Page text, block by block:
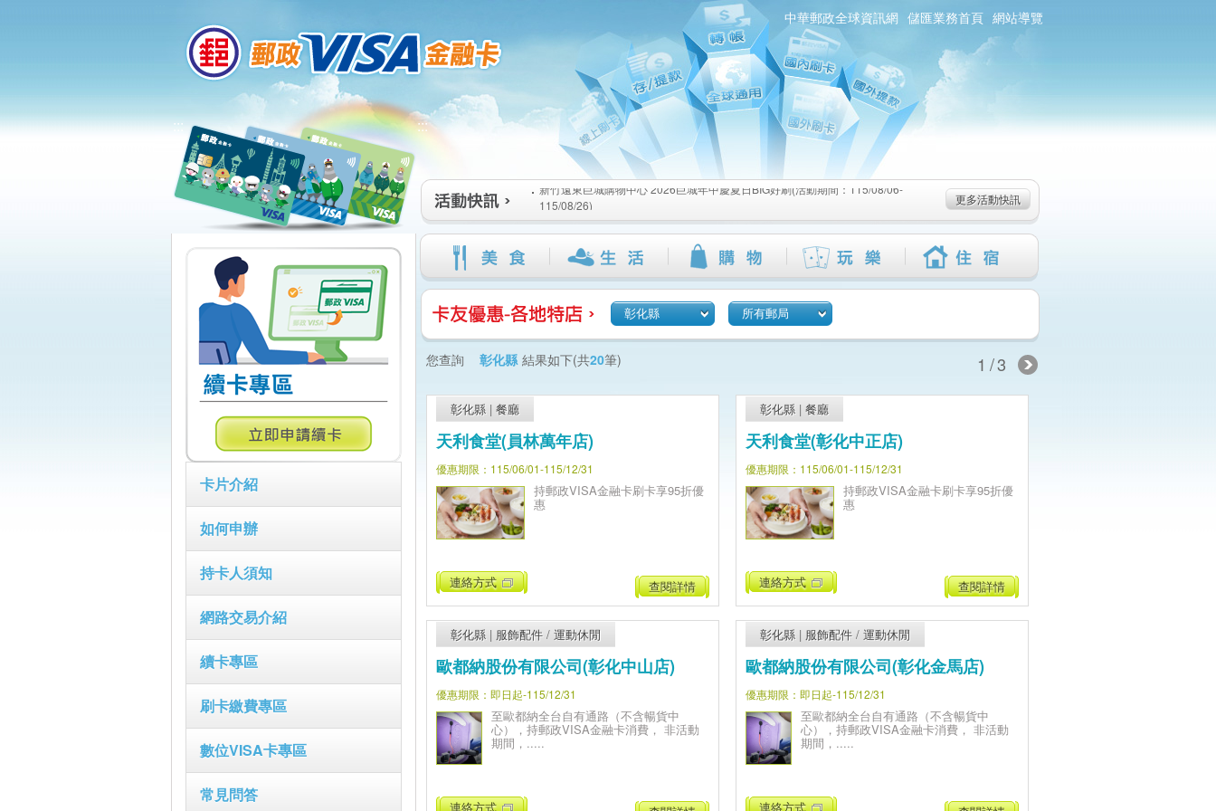
中華郵政全球資訊網 儲匯業務首頁 網站導覽
:::
卡片介紹
如何申辦
持卡人須知
網路交易介紹
續卡專區
刷卡繳費專區
數位VISA卡專區
常見問答
:::
新竹遠東巨城購物中心 2026巨城年中慶夏日BIG好刷(活動期間：115/08/06-
115/08/26)
臺北三創生活 有點東西第2波 刷卡郵好禮(活動期間：115/08/06-115/09/02)
桃園大江國際購物中心 好饗去大江檔期(活動期間：115/08/01-115/08/19)
新竹遠東巨城購物中心 2026巨城年中慶夏日BIG好刷(活動期間：115/08/06-
115/08/26)
臺北三創生活 有點東西第2波 刷卡郵好禮(活動期間：115/08/06-115/09/02)
桃園大江國際購物中心 好饗去大江檔期(活動期間：115/08/01-115/08/19)
更多活動快訊
彰化縣 所有郵局
您查詢 彰化縣 結果如下(共20筆) 1/3
彰化縣 | 餐廳
天利食堂(員林萬年店)
優惠期限：115/06/01-115/12/31
持郵政VISA金融卡刷卡享95折優
惠
連絡方式 查閱詳情
彰化縣 |餐廳
天利食堂(彰化中正店)
優惠期限：115/06/01-115/12/31
持郵政VISA金融卡刷卡享95折優
惠
連絡方式 查閱詳情
彰化縣 | 服飾配件 / 運動休閒
歐都納股份有限公司(彰化中山店)
優惠期限：即日起-115/12/31
至歐都納全台自有通路（不含暢貨中
心），持郵政VISA金融卡消費， 非活動
期間，.....
連絡方式
彰化縣 | 服飾配件 /運動休閒
歐都納股份有限公司(彰化金馬店)
優惠期限：即日起-115/12/31
至歐都納全台自有通路（不含暢貨中
心），持郵政VISA金融卡消費， 非活動
期間，.....
連絡方式